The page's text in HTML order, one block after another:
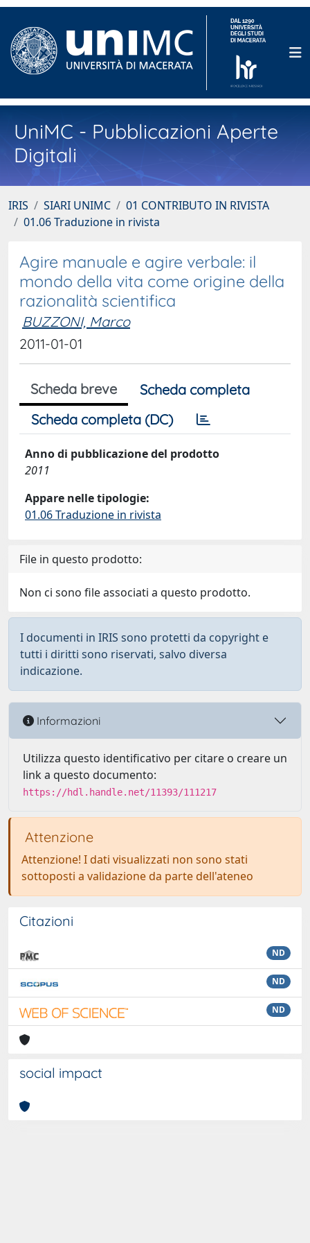
UniMC - Pubblicazioni Aperte
Digitali
IRIS SIARI UNIMC
01 CONTRIBUTO IN RIVISTA
01.06 Traduzione in rivista
Agire manuale e agire verbale: il
mondo della vita come origine della
razionalità scientifica
BUZZONI, Marco
2011-01-01
Scheda breve
Scheda completa
Scheda completa (DC)
Anno di pubblicazione del prodotto
2011
Appare nelle tipologie:
01.06 Traduzione in rivista
File in questo prodotto:
Non ci sono file associati a questo prodotto.
I documenti in IRIS sono protetti da copyright e
tutti i diritti sono riservati, salvo diversa
indicazione.
Informazioni
Utilizza questo identificativo per citare o creare un
link a questo documento:
https://hdl.handle.net/11393/111217
Attenzione
Attenzione! I dati visualizzati non sono stati
sottoposti a validazione da parte dell'ateneo
Citazioni
ND
ND
ND
social impact